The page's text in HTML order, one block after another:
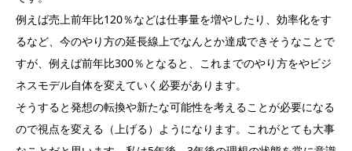
例えば売上前年比120％などは仕事量を増やしたり、効率化をす
るなど、今のやり方の延長線上でなんとか達成できそうなことで
すが、例えば前年比300％となると、これまでのやり方をやビジ
ネスモデル自体を変えていく必要があります。
そうすると発想の転換や新たな可能性を考えることが必要になる
ので視点を変える（上げる）ようになります。これがとても大事